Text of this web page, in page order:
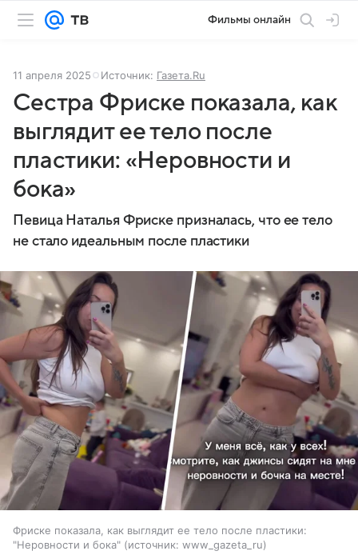
Фильмы онлайн
11 апреля 2025 Источник: Газета.Ru
Сестра Фриске показала, как
выглядит ее тело после
пластики: «Неровности и
бока»
Певица Наталья Фриске призналась, что ее тело
не стало идеальным после пластики
Фриске показала, как выглядит ее тело после пластики:
"Неровности и бока"
источник: www_gazeta_ru